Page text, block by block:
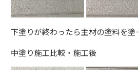
下塗りが終わったら主材の塗料を塗
中塗り施工比較・施工後